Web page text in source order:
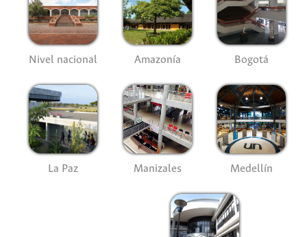
Nivel nacional Amazonía Bogotá
La Paz Manizales Medellín